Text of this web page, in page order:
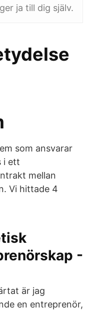
ja till dig själv.
som ansvarar
i ett
mellan
Vi hittade 4
-
är jag
en entreprenör,